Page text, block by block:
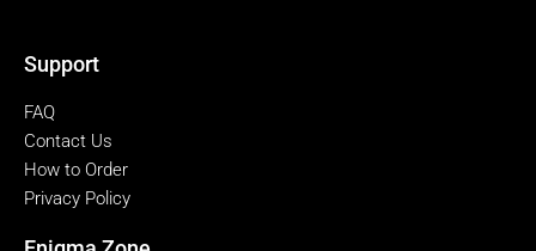
Support
FAQ
Contact Us
How to Order
Privacy Policy